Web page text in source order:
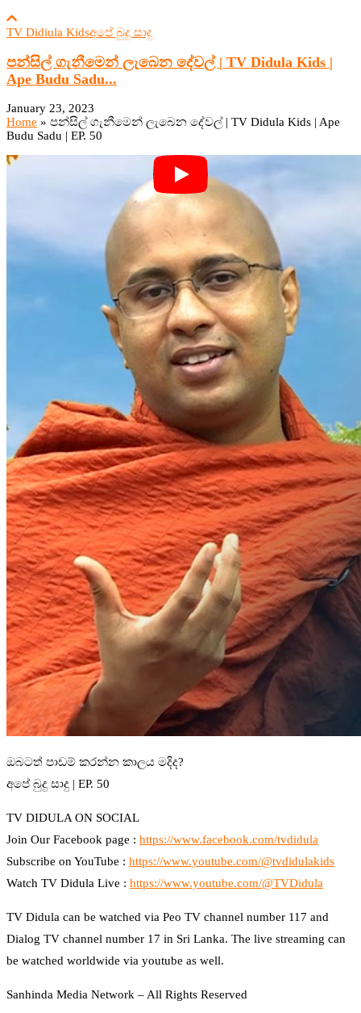
TV Didiula Kidsඅපේ බුදු සාදු
පන්සිල් ගැනීමෙන් ලැබෙන දේවල් | TV Didula Kids |
Ape Budu Sadu...
January 23, 2023
Home » පන්සිල් ගැනීමෙන් ලැබෙන දේවල් | TV Didula Kids | Ape
Budu Sadu | EP. 50
ඔබටත් පාඩම් කරන්න කාලය මදිද?
අපේ බුදු සාදු | EP. 50
TV DIDULA ON SOCIAL
Join Our Facebook page : https://www.facebook.com/tvdidula
Subscribe on YouTube : https://www.youtube.com/@tvdidulakids
Watch TV Didula Live : https://www.youtube.com/@TVDidula
TV Didula can be watched via Peo TV channel number 117 and
Dialog TV channel number 17 in Sri Lanka. The live streaming can
be watched worldwide via youtube as well.
Sanhinda Media Network – All Rights Reserved